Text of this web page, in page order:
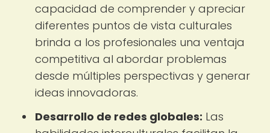
capacidad de comprender y apreciar
diferentes puntos de vista culturales
brinda a los profesionales una ventaja
competitiva al abordar problemas
desde múltiples perspectivas y generar
ideas innovadoras.
Desarrollo de redes globales: Las